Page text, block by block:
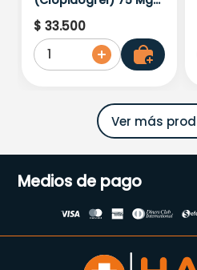
30 Tabletas
$ 33.500
1
Medios de pago